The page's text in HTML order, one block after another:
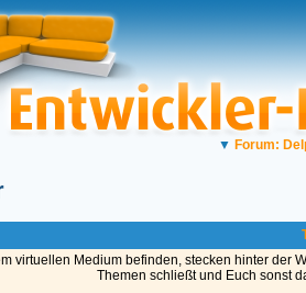
▼ Forum:
virtuellen Medium befinden, stecken hinter der
Themen schließt und Euch sonst